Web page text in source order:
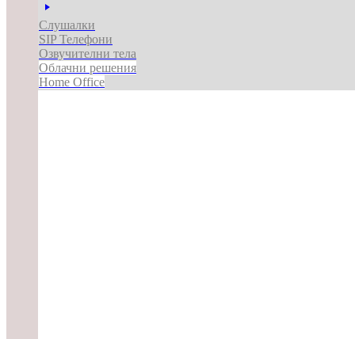
Слушалки
SIP Телефони
Озвучителни тела
Облачни решения
Home Office